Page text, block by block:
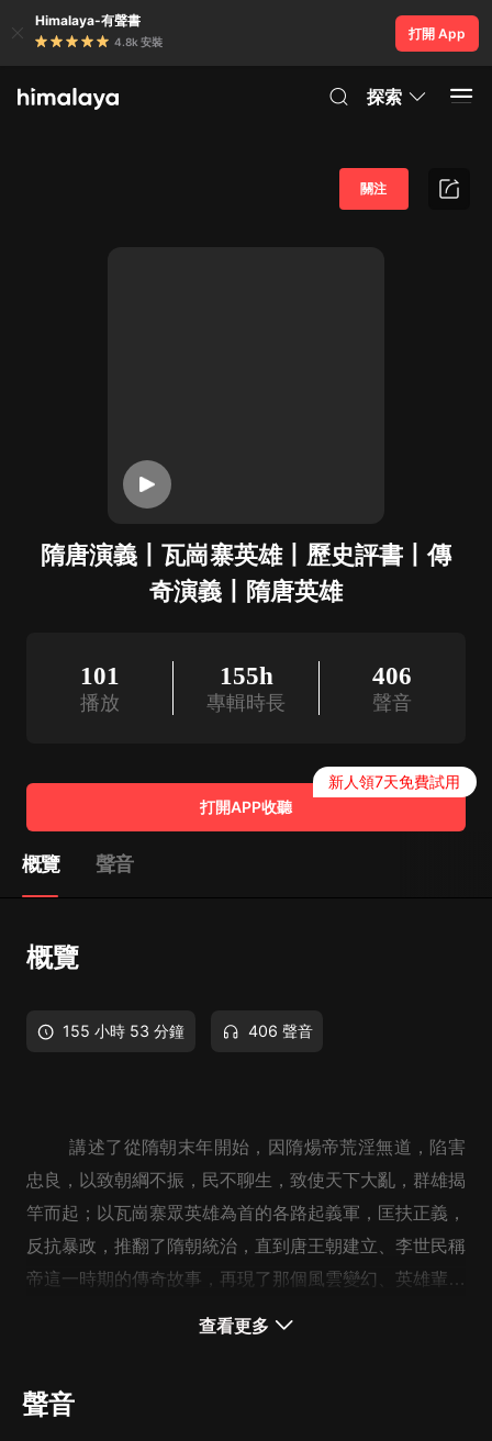
Himalaya-有聲書
4.8k 安裝
打開 App
探索
隋唐演義丨瓦崗寨英雄丨歷史評書丨傳
奇演義丨隋唐英雄
關注
101
播放
155h
專輯時長
406
聲音
打開APP收聽
新人領7天免費試用
概覽 聲音
概覽
155 小時 53 分鐘 406 聲音
講述了從隋朝末年開始，因隋煬帝荒淫無道，陷害
忠良，以致朝綱不振，民不聊生，致使天下大亂，群雄揭
竿而起；以瓦崗寨眾英雄為首的各路起義軍，匡扶正義，
反抗暴政，推翻了隋朝統治，直到唐王朝建立、李世民稱
帝這一時期的傳奇故事，再現了那個風雲變幻、英雄輩出
查看更多
聲音